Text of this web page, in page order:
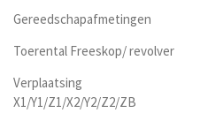
Gereedschapafmetingen
Toerental Freeskop/ revolver
Verplaatsing
X1/Y1/Z1/X2/Y2/Z2/ZB